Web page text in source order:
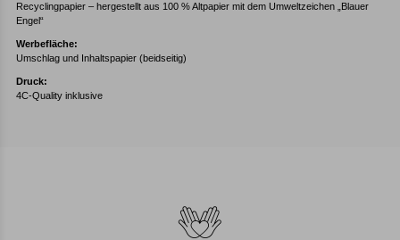
Recyclingpapier – hergestellt aus 100 % Altpapier mit dem Umweltzeichen „Blauer
Engel“
Werbefläche:
Umschlag und Inhaltspapier (beidseitig)
Druck:
4C-Quality inklusive